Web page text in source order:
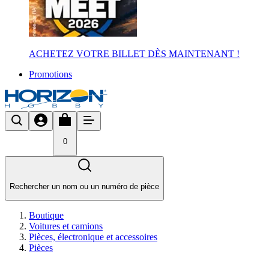
ACHETEZ VOTRE BILLET DÈS MAINTENANT !
Promotions
0
Rechercher un nom ou un numéro de pièce
Boutique
Voitures et camions
Pièces, électronique et accessoires
Pièces